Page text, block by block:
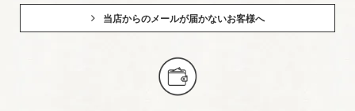
当店からのメールが届かないお客様へ